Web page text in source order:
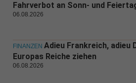
Fahrverbot an Sonn- und
06.08.2026
FINANZEN Adieu Frankreich, adieu
Europas Reiche ziehen
06.08.2026